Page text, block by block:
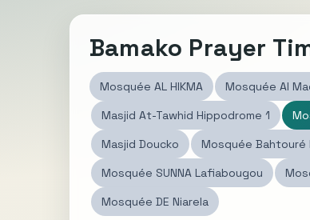
Bamako Prayer
Mosquée AL HIKMA Mosquée Al
Masjid At-Tawhid Hippodrome 1
Masjid Doucko
Mosquée Bahtouré
Mosquée SUNNA Lafiabougou
Mosquée DE Niarela